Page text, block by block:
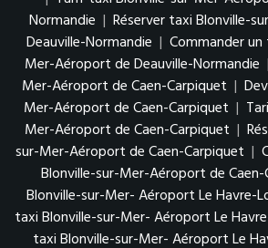
Normandie | Réserver taxi Blonville-
Deauville-Normandie | Commander
Mer-Aéroport de Deauville-Normandie |
Mer-Aéroport de Caen-Carpiquet |
Mer-Aéroport de Caen-Carpiquet |
Mer-Aéroport de Caen-Carpiquet |
sur-Mer-Aéroport de Caen-Carpiquet |
Blonville-sur-Mer-Aéroport de
Blonville-sur-Mer- Aéroport Le Havre-
taxi Blonville-sur-Mer- Aéroport Le
taxi Blonville-sur-Mer- Aéroport Le